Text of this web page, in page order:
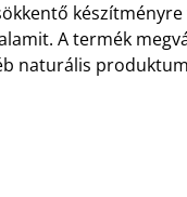
készítményre
A termék
naturális